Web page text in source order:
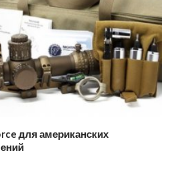
для американских